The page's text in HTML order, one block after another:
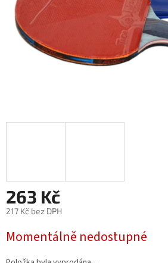
263 Kč
217 Kč bez DPH
cena:
Momentálně nedostupné